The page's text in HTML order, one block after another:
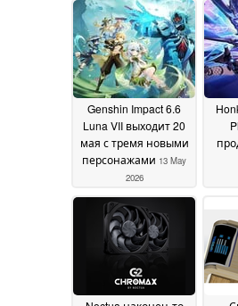
Genshin Impact 6.6
Luna VII выходит 20
мая с тремя новыми
персонажами 13 May
2026